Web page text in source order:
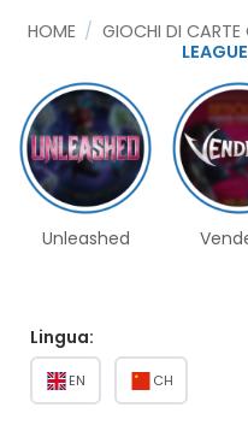
HOME / GIOCHI DI CARTE
Unleashed
Lingua:
EN CH